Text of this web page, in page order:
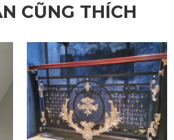
CŨNG THÍCH